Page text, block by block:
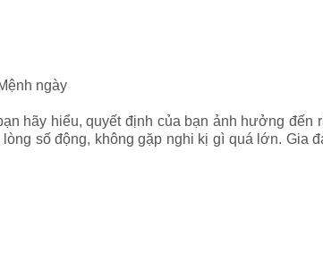
ngày
hãy hiểu, quyết định của bạn ảnh hưởng đến
số động, không gặp nghi kị gì quá lớn. Gia